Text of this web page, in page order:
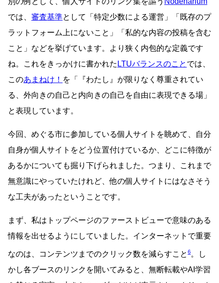
では、 審査基準として「特定少数による運営」「既存のプ
ラットフォーム上にないこと」「私的な内容の投稿を含む
こと」などを挙げています。より狭く内包的な定義です
ね。これをきっかけに書かれた LTUバランスのこと では、
このあまねけ！ を「『わたし』が限りなく尊重されてい
る、外向きの自己と内向きの自己を自由に表現できる場」
と表現しています。
今回、めぐる市に参加している個人サイトを眺めて、自分
自身が個人サイトをどう位置付けているか、どこに特徴が
あるかについても掘り下げられました。つまり、これまで
無意識にやっていたけれど、他の個人サイトにはなさそう
な工夫があったということです。
まず、私はトップページのファーストビューで意味のある
情報を出せるようにしていました。インターネットで重要
なのは、コンテンツまでのクリック数を減らすこと 6。し
かし各ブースのリンクを開いてみると、無断転載やAI学習